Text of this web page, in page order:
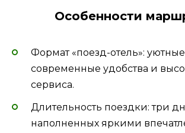
Особенности
Формат «поезд-отель»:
современные удобства и
сервиса.
Длительность поездки: три
наполненных яркими